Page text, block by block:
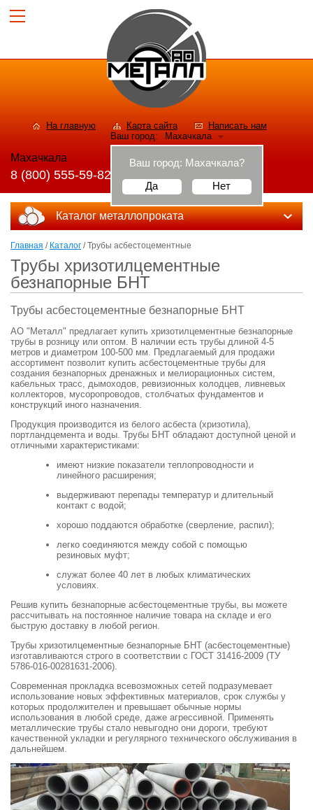
На главную Карта сайта
Написать нам
Ваш город:
Махачкала
Ваш город: Махачкала?
Да
Нет
Махачкала
8 (800) 555-59-82
Каталог металлопроката
Главная / Каталог / Трубы асбестоцементные
Трубы хризотилцементные
безнапорные БНТ
Трубы асбестоцементные безнапорные БНТ
АО "Металл" предлагает купить хризотилцементные безнапорные
трубы в розницу или оптом. В наличии есть трубы длиной 4-5
метров и диаметром 100-500 мм. Предлагаемый для продажи
ассортимент позволит купить асбестоцементные трубы для
создания безнапорных дренажных и мелиорационных систем,
кабельных трасс, дымоходов, ревизионных колодцев, ливневых
коллекторов, мусоропроводов, столбчатых фундаментов и
конструкций иного назначения.
Продукция производится из белого асбеста (хризотила),
портландцемента и воды. Трубы БНТ обладают доступной ценой и
отличными характеристиками:
имеют низкие показатели теплопроводности и
линейного расширения;
выдерживают перепады температур и длительный
контакт с водой;
хорошо поддаются обработке (сверление, распил);
легко соединяются между собой с помощью
резиновых муфт;
служат более 40 лет в любых климатических
условиях.
Решив купить безнапорные асбестоцементные трубы, вы можете
рассчитывать на постоянное наличие товара на складе и его
быструю доставку в любой регион.
Трубы хризотилцементные безнапорные БНТ (асбестоцементные)
изготавливаются строго в соответствии с ГОСТ 31416-2009 (ТУ
5786-016-00281631-2006).
Современная прокладка всевозможных сетей подразумевает
использование новых эффективных материалов, срок службы у
которых продолжителен и превышает обычные нормы
использования в любой среде, даже агрессивной. Применять
металлические трубы стало невыгодно они дороги, требуют
качественной укладки и регулярного технического обслуживания в
дальнейшем.